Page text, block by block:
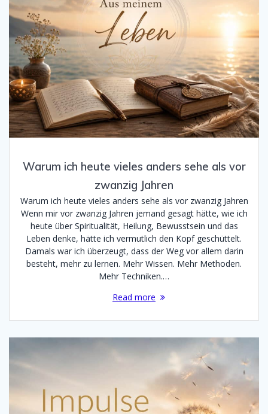
Warum ich heute vieles anders sehe als vor
zwanzig Jahren
Warum ich heute vieles anders sehe als vor zwanzig Jahren
Wenn mir vor zwanzig Jahren jemand gesagt hätte, wie ich
heute über Spiritualität, Heilung, Bewusstsein und das
Leben denke, hätte ich vermutlich den Kopf geschüttelt.
Damals war ich überzeugt, dass der Weg vor allem darin
besteht, mehr zu lernen. Mehr Wissen. Mehr Methoden.
Mehr Techniken.…
Read more